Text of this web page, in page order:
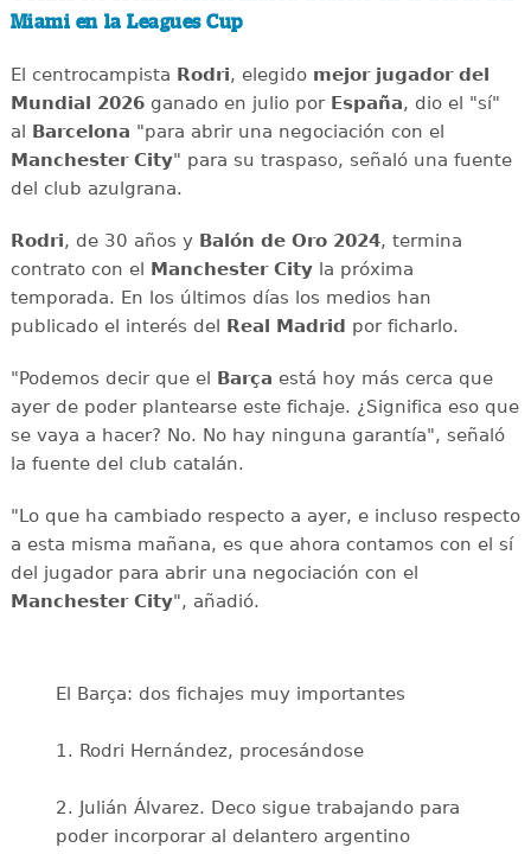
Miami en la Leagues Cup
El centrocampista Rodri, elegido mejor jugador del
Mundial 2026ganado en julio por España, dio el "sí"
al Barcelona "para abrir una negociación con el
Manchester City" para su traspaso, señaló una fuente
del club azulgrana.
Rodri, de 30 años y Balón de Oro 2024, termina
contrato con el Manchester Cityla próxima
temporada. En los últimos días los medios han
publicado el interés del Real Madrid por ficharlo.
"Podemos decir que el Barça está hoy más cerca que
ayer de poder plantearse este fichaje. ¿Significa eso que
se vaya a hacer? No. No hay ninguna garantía", señaló
la fuente del club catalán.
"Lo que ha cambiado respecto a ayer, e incluso respecto
a esta misma mañana, es que ahora contamos con el sí
del jugador para abrir una negociación con el
Manchester City", añadió.
El Barça: dos fichajes muy importantes
1. Rodri Hernández, procesándose
2. Julián Álvarez. Deco sigue trabajando para
poder incorporar al delantero argentino